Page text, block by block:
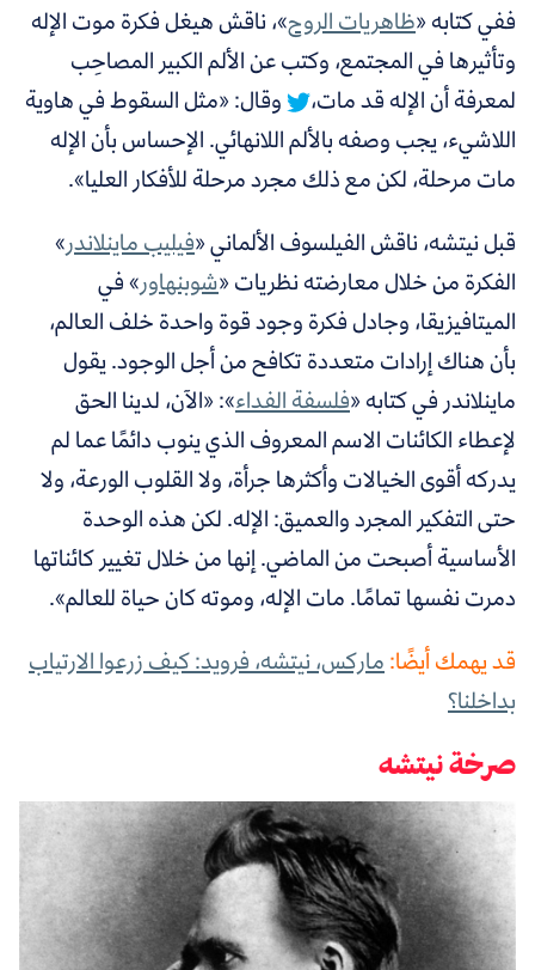
ففي كتابه «ظاهريات الروح»،ناقش هيغل فكرة موت الإله
وتأثيرها في المجتمع، وكتب عن الألم الكبير المصاحِب
لمعرفة أن الإله قد مات،
وقال: «مثل السقوط في هاوية
اللاشيء، يجب وصفه بالألم اللانهائي. الإحساس بأن الإله
مات مرحلة، لكن مع ذلك مجرد مرحلة للأفكار العليا».
قبل نيتشه، ناقش الفيلسوف الألماني «فيليب ماينلاندر»
الفكرة من خلال معارضته نظريات «شوبنهاور»في
الميتافيزيقا، وجادل فكرة وجود قوة واحدة خلف العالم،
بأن هناك إرادات متعددة تكافح من أجل الوجود. يقول
ماينلاندر في كتابه «فلسفة الفداء»: «الآن، لدينا الحق
لإعطاء الكائنات الاسم المعروف الذي ينوب دائمًا عما لم
يدركه أقوى الخيالات وأكثرها جرأة، ولا القلوب الورعة، ولا
حتى التفكير المجرد والعميق: الإله. لكن هذه الوحدة
الأساسية أصبحت من الماضي. إنها من خلال تغيير كائناتها
دمرت نفسها تمامًا. مات الإله، وموته كان حياة للعالم».
قد يهمك أيضًا:ماركس، نيتشه، فرويد: كيف زرعوا الارتياب
بداخلنا؟
صرخة نيتشه